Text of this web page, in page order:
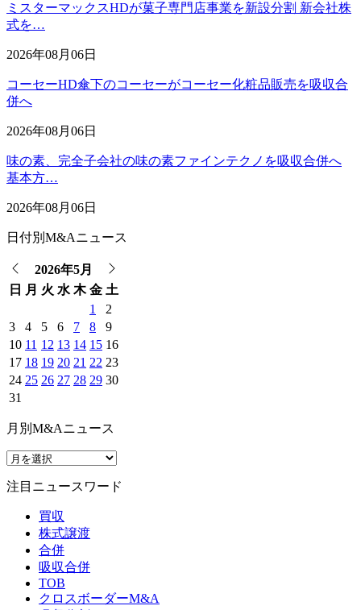
ミスターマックスHDが菓子専門店事業を新設分割 新会社株
式を…
2026年08月06日
コーセーHD傘下のコーセーがコーセー化粧品販売を吸収合
併へ
2026年08月06日
味の素、完全子会社の味の素ファインテクノを吸収合併へ
基本方…
2026年08月06日
日付別M&Aニュース
2026年5月
日
月 火 水 木 金 土
1
2
3
4 5 6 7 8
9
10 11 12 13 14 15 16
17 18 19 20 21 22 23
24 25 26 27 28 29 30
31
月別M&Aニュース
注目ニュースワード
買収
株式譲渡
合併
吸収合併
TOB
クロスボーダーM&A